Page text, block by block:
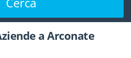
a Arconate